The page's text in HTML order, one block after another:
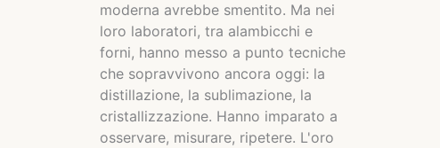
moderna avrebbe smentito. Ma nei
loro laboratori, tra alambicchi e
forni, hanno messo a punto tecniche
che sopravvivono ancora oggi: la
distillazione, la sublimazione, la
cristallizzazione. Hanno imparato a
osservare, misurare, ripetere. L'oro